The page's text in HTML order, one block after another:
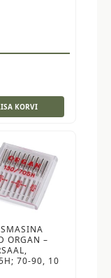
KORVI
ORGAN –
70-90, 10